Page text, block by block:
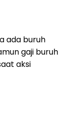
ada buruh
gaji buruh
aksi